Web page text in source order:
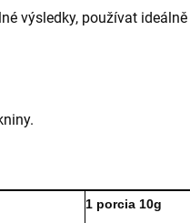
výsledky, používat ideálně
1 porcia 10g